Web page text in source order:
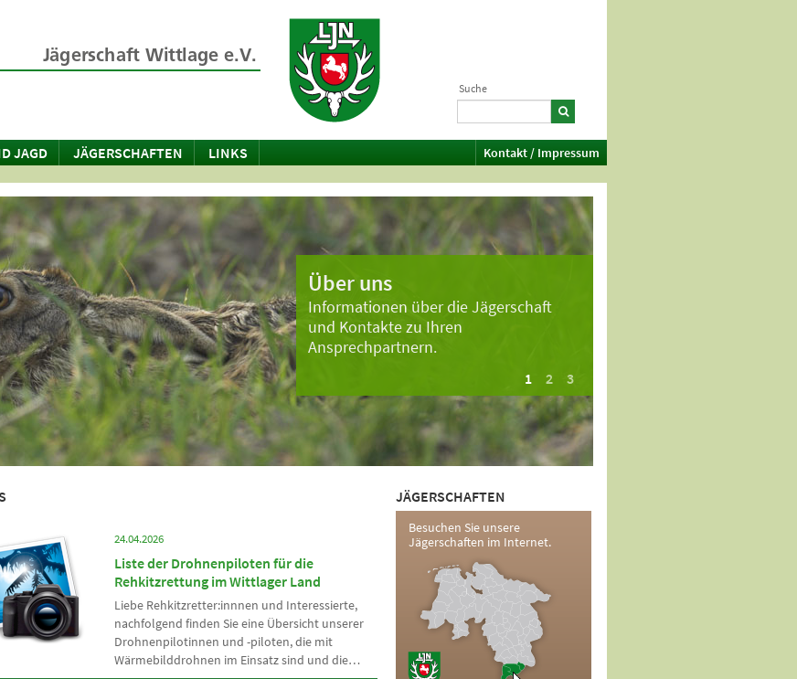
Suche
JAGD JÄGERSCHAFTEN LINKS Kontakt / Impressum
1 2 3
Über uns
Informationen über die Jägerschaft
und Kontakte zu Ihren
Ansprechpartnern.
24.04.2026
Liste der Drohnenpiloten für die
Rehkitzrettung im Wittlager Land
Liebe Rehkitzretter:innnen und Interessierte,
nachfolgend finden Sie eine Übersicht unserer
Drohnenpilotinnen und -piloten, die mit
Wärmebilddrohnen im Einsatz sind und die…
JÄGERSCHAFTEN
Besuchen Sie unsere
Jägerschaften im Internet.